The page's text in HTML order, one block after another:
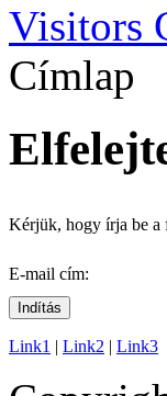
Visitors
Címlap
Kérjük, hogy írja be a
E-mail cím:
Indítás
Link1 | Link2 | Link3